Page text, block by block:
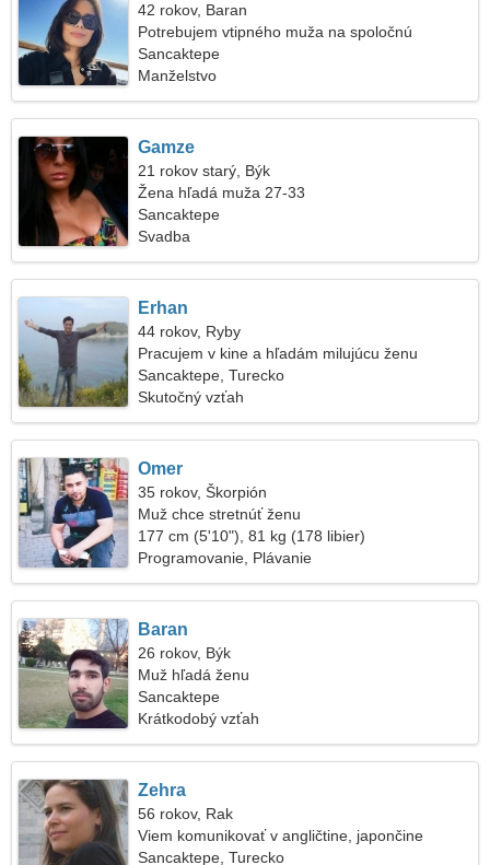
42 rokov, Baran
Potrebujem vtipného muža na spoločnú
lyžovačku
Sancaktepe
Manželstvo
Gamze
21 rokov starý, Býk
Žena hľadá muža 27-33
Sancaktepe
Svadba
Erhan
44 rokov, Ryby
Pracujem v kine a hľadám milujúcu ženu
Sancaktepe, Turecko
Skutočný vzťah
Omer
35 rokov, Škorpión
Muž chce stretnúť ženu
177 cm (5'10"), 81 kg (178 libier)
Programovanie, Plávanie
Baran
26 rokov, Býk
Muž hľadá ženu
Sancaktepe
Krátkodobý vzťah
Zehra
56 rokov, Rak
Viem komunikovať v angličtine, japončine
Sancaktepe, Turecko